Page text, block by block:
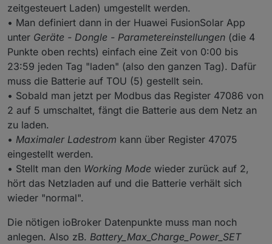
zeitgesteuert Laden) umgestellt werden.
• Man definiert dann in der Huawei FusionSolar App
unter Geräte - Dongle - Parametereinstellungen (die 4
Punkte oben rechts) einfach eine Zeit von 0:00 bis
23:59 jeden Tag "laden" (also den ganzen Tag). Dafür
muss die Batterie auf TOU (5) gestellt sein.
• Sobald man jetzt per Modbus das Register 47086 von
2 auf 5 umschaltet, fängt die Batterie aus dem Netz an
zu laden.
• Maximaler Ladestrom kann über Register 47075
eingestellt werden.
• Stellt man den Working Mode wieder zurück auf 2,
hört das Netzladen auf und die Batterie verhält sich
wieder "normal".
Die nötigen ioBroker Datenpunkte muss man noch
anlegen. Also zB. Battery_Max_Charge_Power_SET